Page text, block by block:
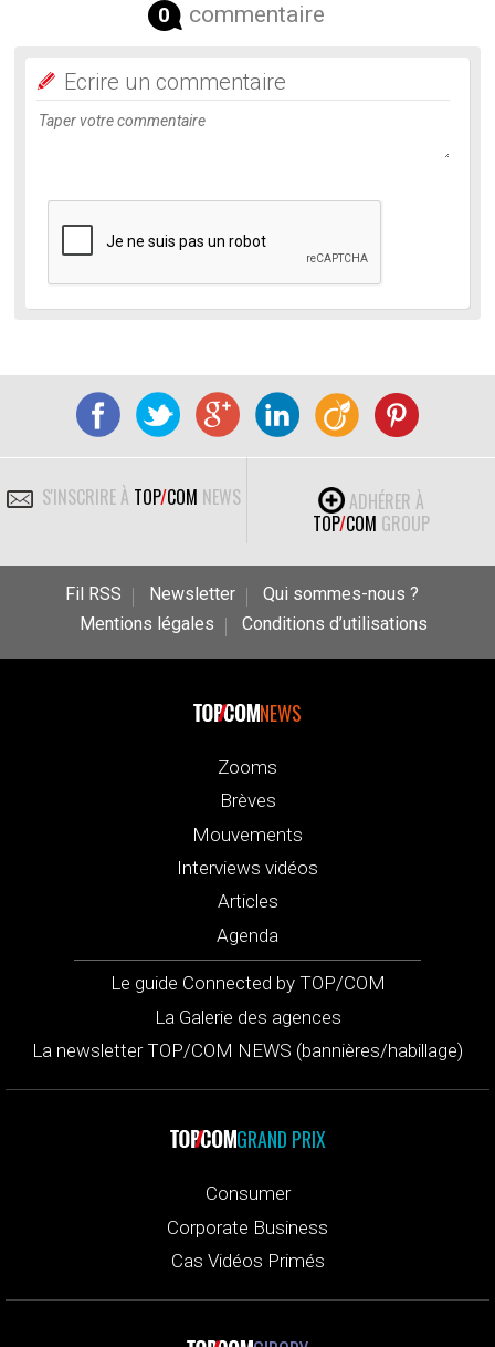
0 commentaire
Ecrire un commentaire
S'INSCRIRE À TOP/COM NEWS
ADHÉRER À
TOP/COM GROUP
Fil RSS Newsletter
Qui sommes-nous ?
Mentions légales
Conditions d’utilisations
NEWS
Zooms
Brèves
Mouvements
Interviews vidéos
Articles
Agenda
Le guide Connected by TOP/COM
La Galerie des agences
La newsletter TOP/COM NEWS (bannières/habillage)
GRAND PRIX
Consumer
Corporate Business
Cas Vidéos Primés